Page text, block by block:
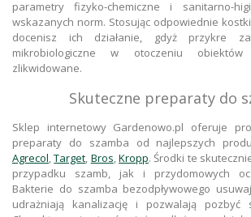
parametry fizyko-chemiczne i sanitarno-
wskazanych norm. Stosując odpowiednie
docenisz ich działanie, gdyż przykre
mikrobiologiczne w otoczeniu
zlikwidowane.
Skuteczne preparaty do
Sklep internetowy Gardenowo.pl oferuje
preparaty do szamba od najlepszych
Agrecol,Target, Bros,Kropp. Środki te
przypadku szamb, jak i przydomowych
Bakterie do szamba bezodpływowego
udrażniają kanalizację i pozwalają pozbyć